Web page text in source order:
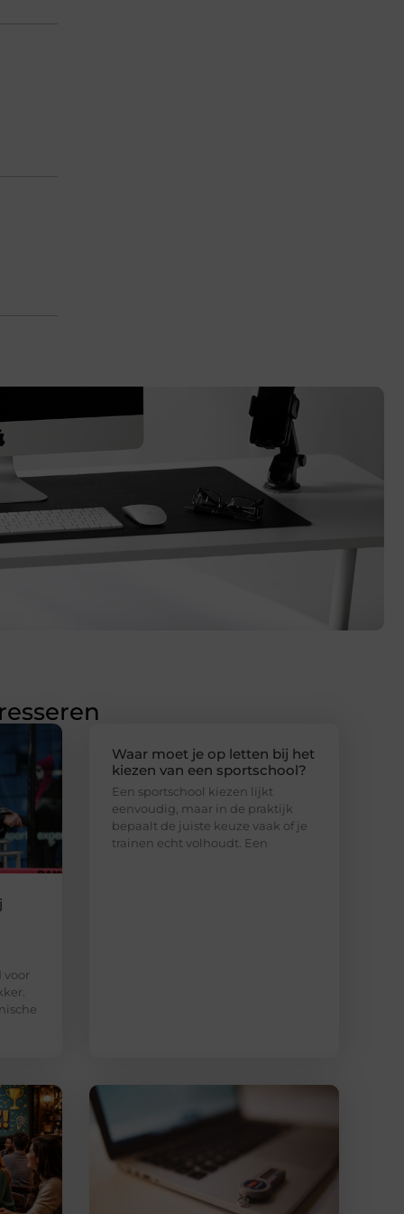
voor
Waar moet je op letten bij het
kiezen van een sportschool?
Een sportschool kiezen lijkt
eenvoudig, maar in de praktijk
bepaalt de juiste keuze vaak of je
trainen echt volhoudt. Een